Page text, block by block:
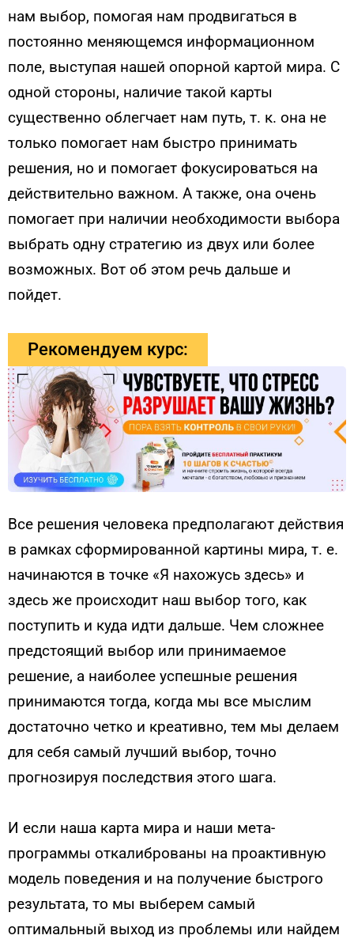
нам выбор, помогая нам продвигаться в
постоянно меняющемся информационном
поле, выступая нашей опорной картой мира. С
одной стороны, наличие такой карты
существенно облегчает нам путь, т. к. она не
только помогает нам быстро принимать
решения, но и помогает фокусироваться на
действительно важном. А также, она очень
помогает при наличии необходимости выбора
выбрать одну стратегию из двух или более
возможных. Вот об этом речь дальше и
пойдет.
Рекомендуем курс:
Все решения человека предполагают действия
в рамках сформированной картины мира, т. е.
начинаются в точке «Я нахожусь здесь» и
здесь же происходит наш выбор того, как
поступить и куда идти дальше. Чем сложнее
предстоящий выбор или принимаемое
решение, а наиболее успешные решения
принимаются тогда, когда мы все мыслим
достаточно четко и креативно, тем мы делаем
для себя самый лучший выбор, точно
прогнозируя последствия этого шага.
И если наша карта мира и наши мета-
программы откалиброваны на проактивную
модель поведения и на получение быстрого
результата, то мы выберем самый
оптимальный выход из проблемы или найдем